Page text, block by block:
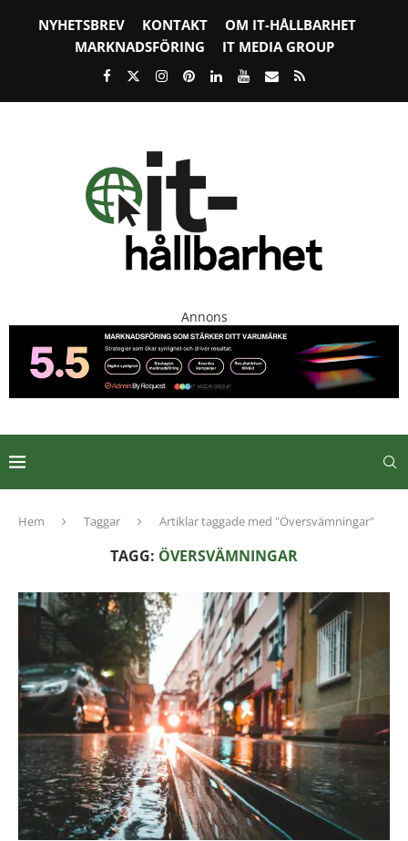
NYHETSBREV KONTAKT
OM IT-HÅLLBARHET
MARKNADSFÖRING
IT MEDIA GROUP
Annons
Hem Taggar Artiklar taggade med "Översvämningar"
TAGG: ÖVERSVÄMNINGAR